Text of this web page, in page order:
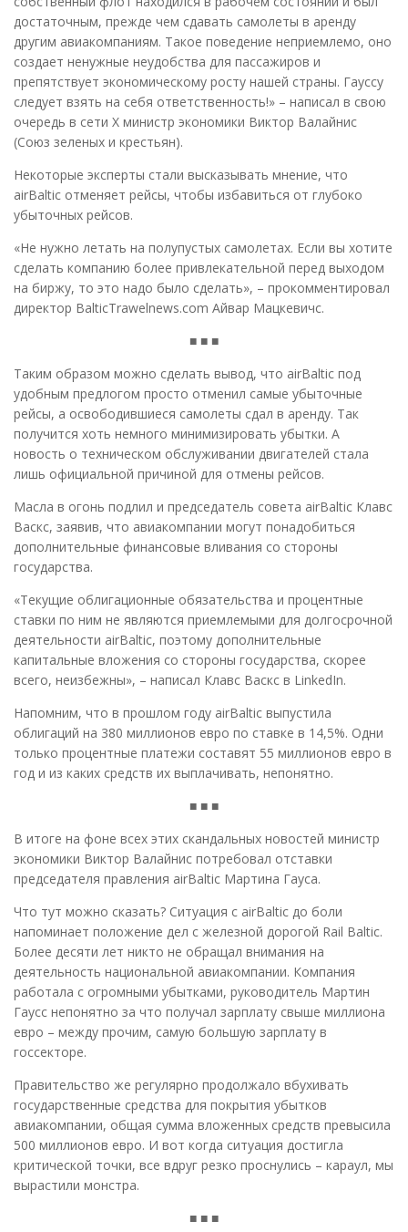
достаточным, прежде чем сдавать самолеты в аренду
другим авиакомпаниям. Такое поведение неприемлемо, оно
создает ненужные неудобства для пассажиров и
препятствует экономическому росту нашей страны. Гауссу
следует взять на себя ответственность!» – написал в свою
очередь в сети X министр экономики Виктор Валайнис
(Союз зеленых и крестьян).
Некоторые эксперты стали высказывать мнение, что
аirBaltic отменяет рейсы, чтобы избавиться от глубоко
убыточных рейсов.
«Не нужно летать на полупустых самолетах. Если вы хотите
сделать компанию более привлекательной перед выходом
на биржу, то это надо было сделать», – прокомментировал
директор BalticTrawelnews.com Айвар Мацкевичс.
■ ■ ■
Таким образом можно сделать вывод, что аirBaltic под
удобным предлогом просто отменил самые убыточные
рейсы, а освободившиеся самолеты сдал в аренду. Так
получится хоть немного минимизировать убытки. А
новость о техническом обслуживании двигателей стала
лишь официальной причиной для отмены рейсов.
Масла в огонь подлил и председатель совета аirBaltic Клавс
Васкс, заявив, что авиакомпании могут понадобиться
дополнительные финансовые вливания со стороны
государства.
«Текущие облигационные обязательства и процентные
ставки по ним не являются приемлемыми для долгосрочной
деятельности airBaltic, поэтому дополнительные
капитальные вложения со стороны государства, скорее
всего, неизбежны», – написал Клавс Васкс в LinkedIn.
Напомним, что в прошлом году airBaltic выпустила
облигаций на 380 миллионов евро по ставке в 14,5%. Одни
только процентные платежи составят 55 миллионов евро в
год и из каких средств их выплачивать, непонятно.
■ ■ ■
В итоге на фоне всех этих скандальных новостей министр
экономики Виктор Валайнис потребовал отставки
председателя правления airBaltic Мартина Гауса.
Что тут можно сказать? Ситуация с airBaltic до боли
напоминает положение дел с железной дорогой Rail Baltic.
Более десяти лет никто не обращал внимания на
деятельность национальной авиакомпании. Компания
работала с огромными убытками, руководитель Мартин
Гаусс непонятно за что получал зарплату свыше миллиона
евро – между прочим, самую большую зарплату в
госсекторе.
Правительство же регулярно продолжало вбухивать
государственные средства для покрытия убытков
авиакомпании, общая сумма вложенных средств превысила
500 миллионов евро. И вот когда ситуация достигла
критической точки, все вдруг резко проснулись – караул, мы
вырастили монстра.
■ ■ ■